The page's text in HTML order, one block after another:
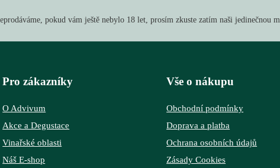
pokud vám ještě nebylo 18 let, prosím zkuste zatím naši jedinečnou
Pro zákazníky
O Advivum
Akce a Degustace
Vinařské oblasti
Náš E-shop
Vše o nákupu
Obchodní podmínky
Doprava a platba
Ochrana osobních údajů
Zásady Cookies